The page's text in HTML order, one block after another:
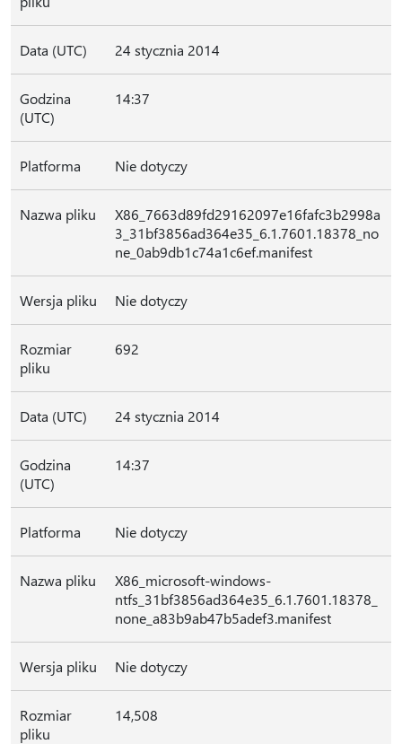
Data (UTC) 24 stycznia 2014
Godzina
(UTC)
14:37
Platforma Nie dotyczy
Nazwa pliku
X86_7663d89fd29162097e16fafc3b2998a
3_31bf3856ad364e35_6.1.7601.18378_no
ne_0ab9db1c74a1c6ef.manifest
Wersja pliku Nie dotyczy
Rozmiar
pliku
692
Data (UTC) 24 stycznia 2014
Godzina
(UTC)
14:37
Platforma Nie dotyczy
Nazwa pliku
X86_microsoft-windows-
ntfs_31bf3856ad364e35_6.1.7601.18378_
none_a83b9ab47b5adef3.manifest
Wersja pliku Nie dotyczy
Rozmiar
pliku
14,508